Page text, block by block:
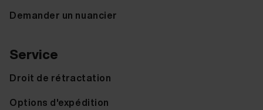
Demander un nuancier
Service
Droit de rétractation
Options d'expédition